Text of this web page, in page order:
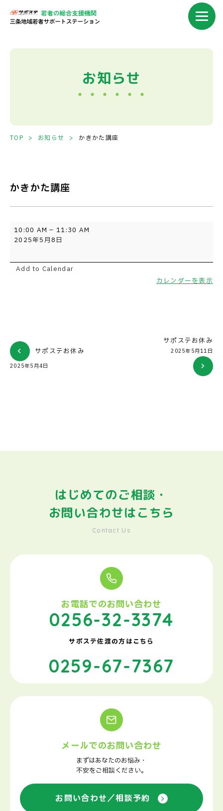
お知らせ
TOP お知らせ かきかた講座
かきかた講座
か
き
講
10:00 AM – 11:30 AM
2025年5月8日
Add to Calendar
カレンダーを表示
サポステお休み
2025年5月4日
サポステお休み
2025年5月11日
はじめてのご相談・
お問い合わせはこちら
Contact Us
お電話でのお問い合わせ
0256-32-3374
サポステ佐渡の方はこちら
0259-67-7367
メールでのお問い合わせ
まずはあなたのお悩み・
不安をご相談ください。
お問い合わせ／相談予約